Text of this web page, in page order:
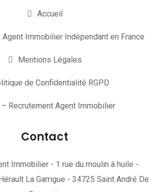
Accueil
Agent Immobilier Indépendant en France
Mentions Légales
de Confidentialité RGPD
– Recrutement Agent Immobilier
Contact
Immobilier - 1 rue du moulin à huile -
La Garrigue - 34725 Saint André De